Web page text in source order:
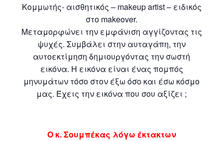
Κομμωτής- αισθητικός – makeup artist – ειδικός
στο makeover.
Μεταμορφώνει την εμφάνιση αγγίζοντας τις
ψυχές. Συμβάλει στην αυταγάπη, την
αυτοεκτίμηση δημιουργόντας την σωστή
εικόνα. Η εικόνα είναι ένας πομπός
μηνυμάτων τόσο στον έξω όσο και έσω κόσμο
μας. Έχεις την εικόνα που σου αξίζει ;
Ο κ. Σουμπέκας λόγω έκτακτων